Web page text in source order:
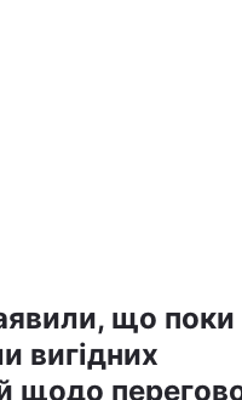
що поки
вигідних
щодо